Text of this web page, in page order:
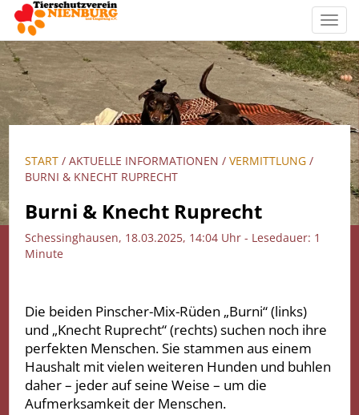
START / AKTUELLE INFORMATIONEN /VERMITTLUNG /
BURNI & KNECHT RUPRECHT
Burni & Knecht Ruprecht
Schessinghausen, 18.03.2025, 14:04 Uhr - Lesedauer: 1
Minute
Die beiden Pinscher-Mix-Rüden „Burni“ (links)
und „Knecht Ruprecht“ (rechts) suchen noch ihre
perfekten Menschen. Sie stammen aus einem
Haushalt mit vielen weiteren Hunden und buhlen
daher – jeder auf seine Weise – um die
Aufmerksamkeit der Menschen.